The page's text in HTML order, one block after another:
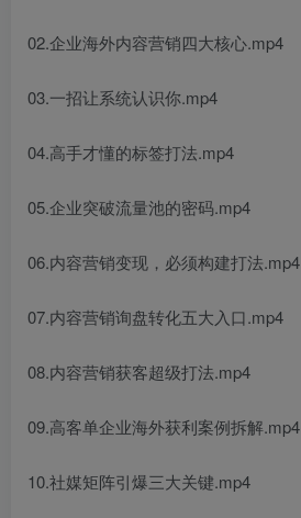
02.企业海外内容营销四大核心.mp4
03.一招让系统认识你.mp4
04.高手才懂的标签打法.mp4
05.企业突破流量池的密码.mp4
06.内容营销变现，必须构建打法.mp4
07.内容营销询盘转化五大入口.mp4
08.内容营销获客超级打法.mp4
09.高客单企业海外获利案例拆解.mp4
10.社媒矩阵引爆三大关键.mp4